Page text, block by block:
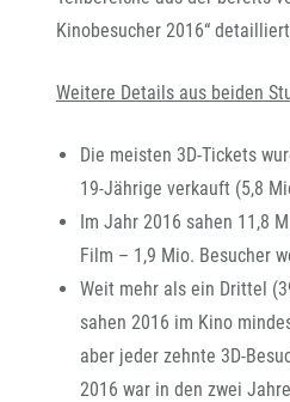
Kinobesucher 2016“
Weitere Details aus beiden
Die meisten 3D-Tickets
19-Jährige verkauft (5,8
Im Jahr 2016 sahen 11,8
Film – 1,9 Mio. Besucher
Weit mehr als ein Drittel
sahen 2016 im Kino
aber jeder zehnte 3D-
2016 war in den zwei